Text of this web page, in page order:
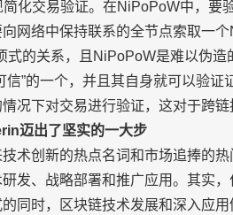
化交易验证。在NiPoPoW中，要
网络中保持联系的全节点索取一
式的关系，且NiPoPoW是难以伪
信”的一个，并且其自身就可以验
况下对交易进行验证，这对于跨链
迈出了坚实的一大步
术创新的热点名词和市场追捧的
发、战略部署和推广应用。其实
同时，区块链技术发展和深入应用